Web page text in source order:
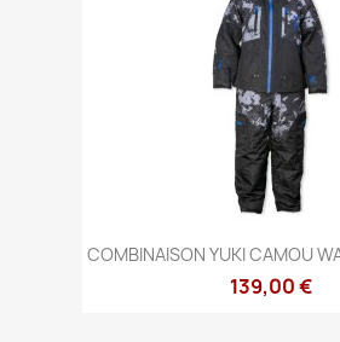
COMBINAISON YUKI CAMOU
139,00 €